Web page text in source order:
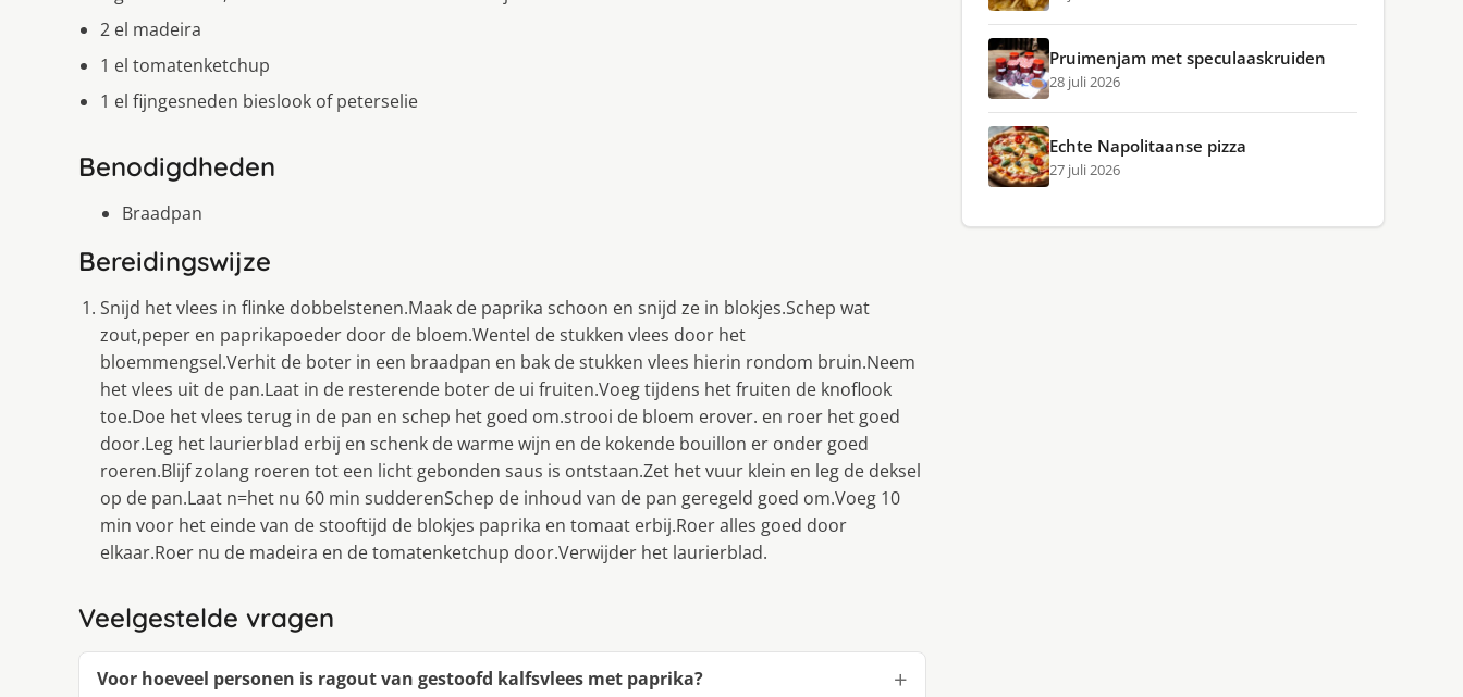
2 el madeira
1 el tomatenketchup
1 el fijngesneden bieslook of peterselie
Benodigdheden
Braadpan
Bereidingswijze
Snijd het vlees in flinke dobbelstenen.Maak de paprika schoon en snijd ze in blokjes.Schep wat
zout,peper en paprikapoeder door de bloem.Wentel de stukken vlees door het
bloemmengsel.Verhit de boter in een braadpan en bak de stukken vlees hierin rondom bruin.Neem
het vlees uit de pan.Laat in de resterende boter de ui fruiten.Voeg tijdens het fruiten de knoflook
toe.Doe het vlees terug in de pan en schep het goed om.strooi de bloem erover. en roer het goed
door.Leg het laurierblad erbij en schenk de warme wijn en de kokende bouillon er onder goed
roeren.Blijf zolang roeren tot een licht gebonden saus is ontstaan.Zet het vuur klein en leg de deksel
op de pan.Laat n=het nu 60 min sudderenSchep de inhoud van de pan geregeld goed om.Voeg 10
min voor het einde van de stooftijd de blokjes paprika en tomaat erbij.Roer alles goed door
elkaar.Roer nu de madeira en de tomatenketchup door.Verwijder het laurierblad.
Veelgestelde vragen
Voor hoeveel personen is ragout van gestoofd kalfsvlees met paprika?
Pruimenjam met speculaaskruiden
28 juli 2026
Echte Napolitaanse pizza
27 juli 2026